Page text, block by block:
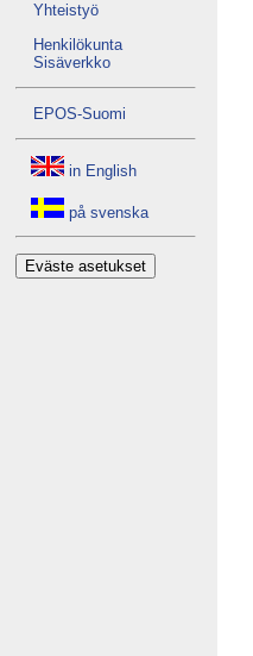
Yhteistyö
Henkilökunta
Sisäverkko
EPOS-Suomi
in English
på svenska
Eväste asetukset